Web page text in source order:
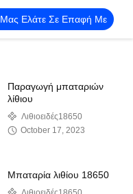
Μας Ελάτε Σε Επαφή Με
Παραγωγή μπαταριών
λίθιου
Λιθιοειδές18650
October 17, 2023
Μπαταρία λιθίου 18650